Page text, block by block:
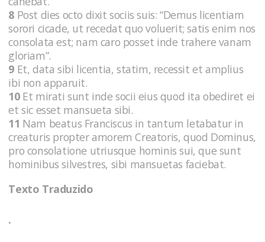
8 Post dies octo dixit sociis suis: “Demus licentiam
sorori cicade, ut recedat quo voluerit; satis enim nos
consolata est; nam caro posset inde trahere vanam
gloriam”.
9 Et, data sibi licentia, statim, recessit et amplius
ibi non apparuit.
10Et mirati sunt inde socii eius quod ita obediret ei
et sic esset mansueta sibi.
11 Nam beatus Franciscus in tantum letabatur in
creaturis propter amorem Creatoris, quod Dominus,
pro consolatione utriusque hominis sui, que sunt
hominibus silvestres, sibi mansuetas faciebat.
Texto Traduzido
.